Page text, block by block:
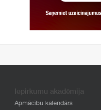
Iepirkumu akadēmija
Apmācību kalendārs